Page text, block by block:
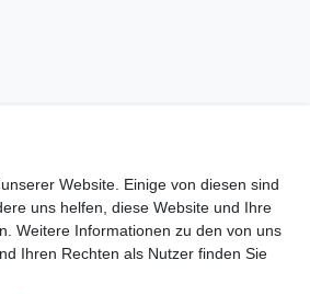
Uhr
Uhr
Verkaufsräume, dort beraten wir Sie
Website. Einige von diesen sind
uns helfen, diese Website und Ihre
Weitere Informationen zu den von uns
Ihren Rechten als Nutzer finden Sie